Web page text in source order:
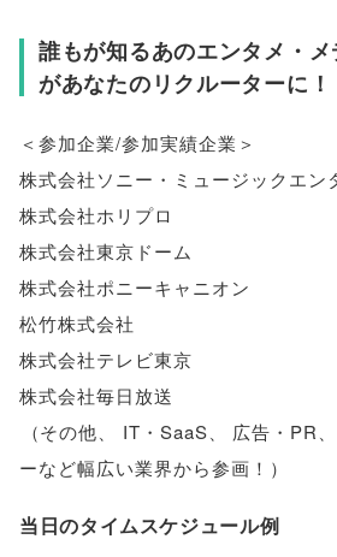
誰もが知るあのエンタメ・
があなたのリクルーターに！
＜参加企業/参加実績企業＞
株式会社ソニー・ミュージックエン
株式会社ホリプロ
株式会社東京ドーム
株式会社ポニーキャニオン
松竹株式会社
株式会社テレビ東京
株式会社毎日放送
（その他、 IT・SaaS、 広告・PR、
ーなど幅広い業界から参画！ ）
当日のタイムスケジュール例